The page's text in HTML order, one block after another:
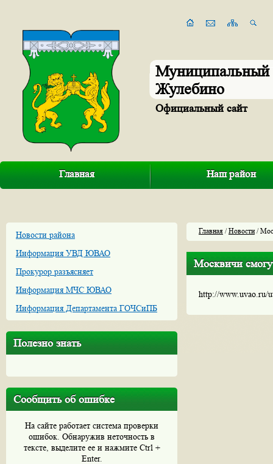
Муниципальный
Жулебино
Официальный сайт
Главная Наш район
Новости района
Информация УВД ЮВАО
Прокурор разъясняет
Информация МЧС ЮВАО
Информация Департамента ГОЧСиПБ
Полезно знать
Сообщить об ошибке
На сайте работает система проверки
ошибок. Обнаружив неточность в
тексте, выделите ее и нажмите Ctrl +
Enter.
Главная /Новости/
Москвичи
http://www.uvao.ru/